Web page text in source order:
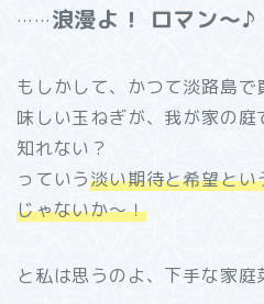
……浪漫よ！ ロマン～♪
もしかして、かつて淡路島
味しい玉ねぎが、我が家の
知れない？
っていう淡い期待と希望と
じゃないか～！
と私は思うのよ、下手な家庭